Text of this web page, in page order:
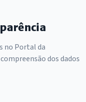
no Portal da
dos dados